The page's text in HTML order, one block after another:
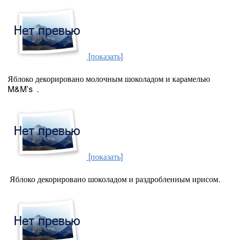
[показать]
Яблоко декорировано молочным шоколадом и карамелью
M&M’s .
[показать]
Яблоко декорировано шоколадом и раздробленным ирисом.